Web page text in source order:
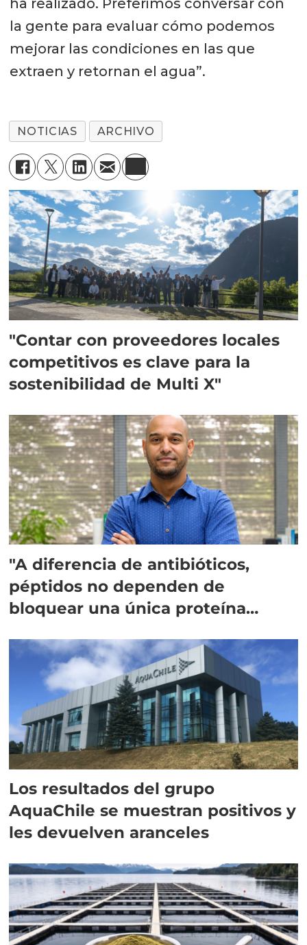
ha realizado. Preferimos conversar con
la gente para evaluar cómo podemos
mejorar las condiciones en las que
extraen y retornan el agua”.
NOTICIAS ARCHIVO
"Contar con proveedores locales
competitivos es clave para la
sostenibilidad de Multi X"
"A diferencia de antibióticos,
péptidos no dependen de
bloquear una única proteína
Los resultados del grupo
AquaChile se muestran positivos y
les devuelven aranceles